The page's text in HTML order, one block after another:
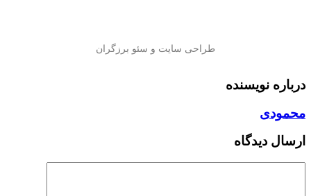
درباره نویسنده
محمودی
ارسال دیدگاه